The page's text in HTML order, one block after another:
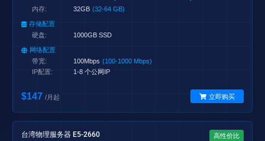
内存:
32GB (32-64 GB)
存储配置
硬盘:
1000GB SSD
网络配置
带宽:
100Mbps (100-1000 Mbps)
IP配置:
1-8 个公网IP
$147 /月起 立即购买
台湾物理服务器 E5-2660 高性价比